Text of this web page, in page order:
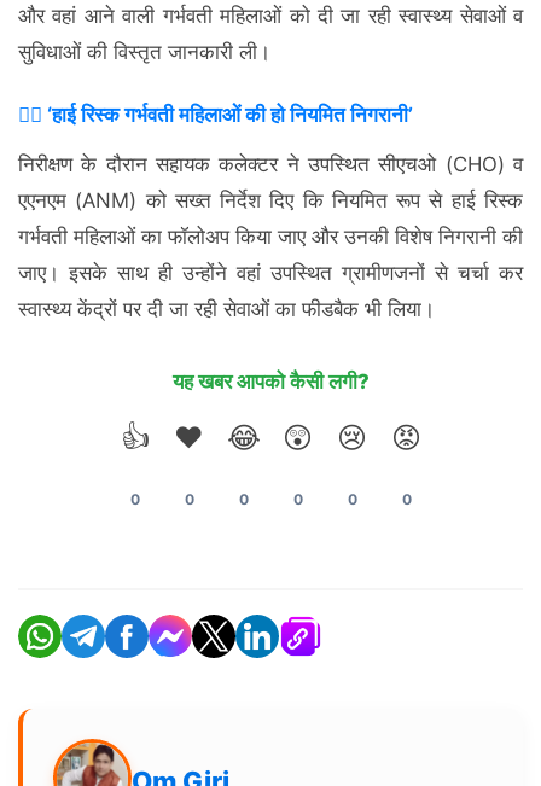
और वहां आने वाली गर्भवती महिलाओं को दी जा रही स्वास्थ्य सेवाओं व
सुविधाओं की विस्तृत जानकारी ली।
👩‍⚕️ ‘हाई रिस्क गर्भवती महिलाओं की हो नियमित निगरानी’
निरीक्षण के दौरान सहायक कलेक्टर ने उपस्थित सीएचओ (CHO) व
एएनएम (ANM) को सख्त निर्देश दिए कि नियमित रूप से हाई रिस्क
गर्भवती महिलाओं का फॉलोअप किया जाए और उनकी विशेष निगरानी की
जाए। इसके साथ ही उन्होंने वहां उपस्थित ग्रामीणजनों से चर्चा कर
स्वास्थ्य केंद्रों पर दी जा रही सेवाओं का फीडबैक भी लिया।
यह खबर आपको कैसी लगी?
👍
0
❤️
0
😂
0
😲
0
😢
0
😡
0